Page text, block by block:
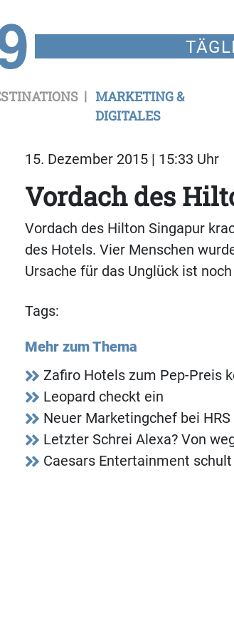
MARKETING &
DIGITALES
15. Dezember 2015 | 15:33 Uhr
Vordach des
Vordach des Hilton Singapur
des Hotels. Vier Menschen
Ursache für das Unglück ist
Tags:
Mehr zum Thema
Zafiro Hotels zum Pep-Preis
Leopard checkt ein
Neuer Marketingchef bei HRS
Letzter Schrei Alexa? Von
Caesars Entertainment